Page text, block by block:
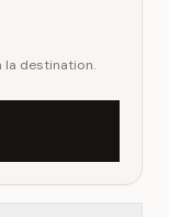
la destination.